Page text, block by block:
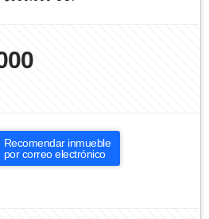
Recomendar inmueble
por correo electrónico